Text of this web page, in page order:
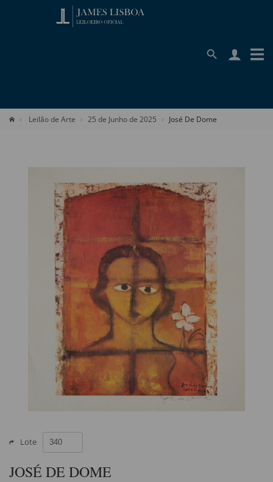
Leilão de Arte 25 de Junho de 2025 José De Dome
Lote
JOSÉ DE DOME